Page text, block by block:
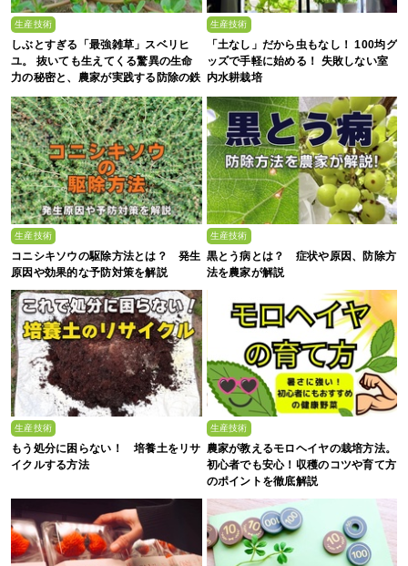
生産技術
しぶとすぎる「最強雑草」スベリヒ
ユ。 抜いても生えてくる驚異の生命
力の秘密と、農家が実践する防除の鉄
則
生産技術
「土なし」だから虫もなし！ 100均グ
ッズで手軽に始める！ 失敗しない室
内水耕栽培
生産技術
コニシキソウの駆除方法とは？ 発生
原因や効果的な予防対策を解説
生産技術
黒とう病とは？ 症状や原因、防除方
法を農家が解説
生産技術
もう処分に困らない！ 培養土をリサ
イクルする方法
生産技術
農家が教えるモロヘイヤの栽培方法。
初心者でも安心！収穫のコツや育て方
のポイントを徹底解説